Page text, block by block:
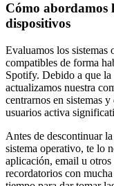
Cómo abordamos
dispositivos
Evaluamos los sistemas
compatibles de forma
Spotify. Debido a que
actualizamos nuestra
centrarnos en sistemas
usuarios activa
Antes de descontinuar
sistema operativo, te lo
aplicación, email u
recordatorios con